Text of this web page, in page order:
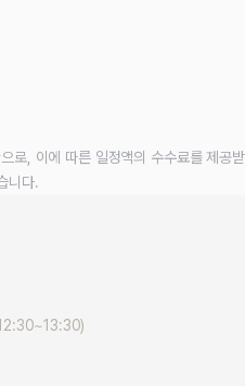
로, 이에 따른 일정액의 수수료를 제공받
니다.